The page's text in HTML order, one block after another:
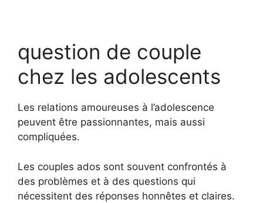
question de couple
chez les adolescents
Les relations amoureuses à l’adolescence
peuvent être passionnantes, mais aussi
compliquées.
Les couples ados sont souvent confrontés à
des problèmes et à des questions qui
nécessitent des réponses honnêtes et claires.